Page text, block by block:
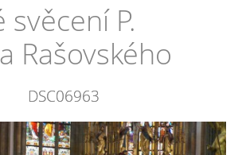
svěcení P.
Rašovského
DSC06963